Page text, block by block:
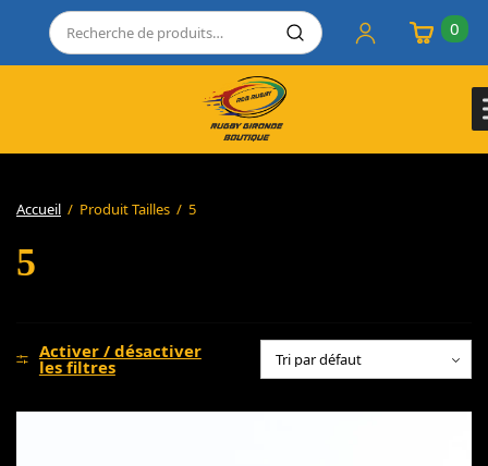
0
Accueil / Produit Tailles / 5
5
Activer / désactiver
les filtres